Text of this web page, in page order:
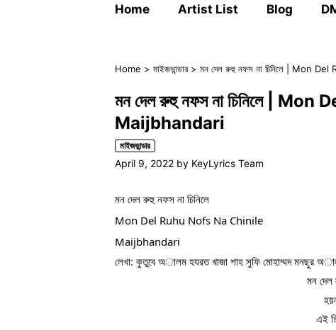
Home Artist List Blog
Home > মাইজভান্ডার > মন দেল রুহু নফস না চিনিলে | Mon
মন দেল রুহু নফস না চিনিলে |
Maijbhandari
মাইজভান্ডার
April 9, 2022 by KeyLyrics Team
মন দেল রুহু নফস না চিনিলে
Mon Del Ruhu Nofs Na Chinile
Maijbhandari
লেখা: কুতুবে অালম হযরত খাজা শাহ সুফি মোহাম্মদ মনছুর
মন দেল
এই